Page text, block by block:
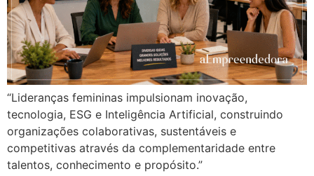
“Lideranças femininas impulsionam inovação,
tecnologia, ESG e Inteligência Artificial, construindo
organizações colaborativas, sustentáveis e
competitivas através da complementaridade entre
talentos, conhecimento e propósito.”